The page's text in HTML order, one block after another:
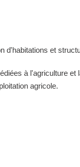
et
à l'agriculture
agricole.